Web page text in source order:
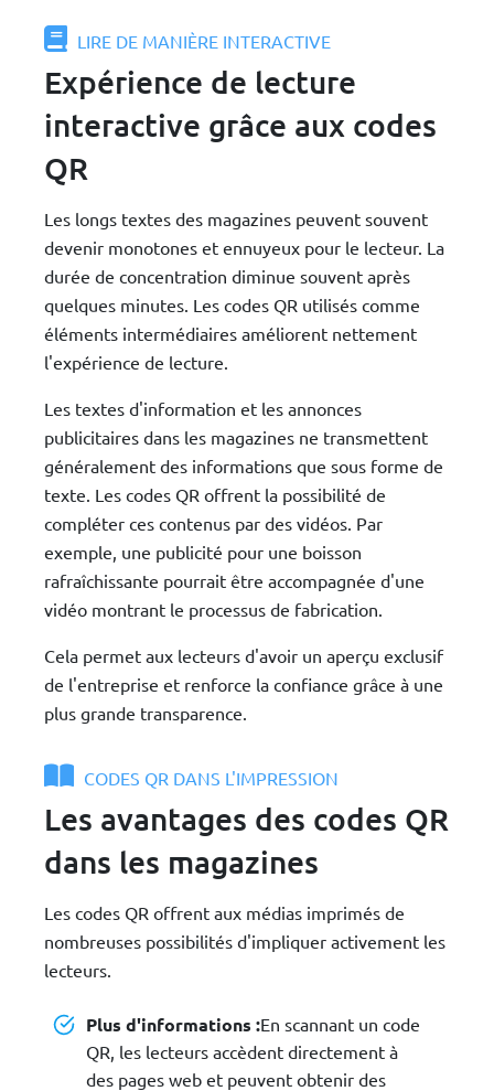
CODES QR DANS L'IMPRESSION
Les avantages des codes QR
dans les magazines
Les codes QR offrent aux médias imprimés de
nombreuses possibilités d'impliquer activement les
lecteurs.
Plus d'informations :En scannant un code
QR, les lecteurs accèdent directement à
des pages web et peuvent obtenir des
LIRE DE MANIÈRE INTERACTIVE
Expérience de lecture
interactive grâce aux codes
QR
Les longs textes des magazines peuvent souvent
devenir monotones et ennuyeux pour le lecteur. La
durée de concentration diminue souvent après
quelques minutes. Les codes QR utilisés comme
éléments intermédiaires améliorent nettement
l'expérience de lecture.
Les textes d'information et les annonces
publicitaires dans les magazines ne transmettent
généralement des informations que sous forme de
texte. Les codes QR offrent la possibilité de
compléter ces contenus par des vidéos. Par
exemple, une publicité pour une boisson
rafraîchissante pourrait être accompagnée d'une
vidéo montrant le processus de fabrication.
Cela permet aux lecteurs d'avoir un aperçu exclusif
de l'entreprise et renforce la confiance grâce à une
plus grande transparence.